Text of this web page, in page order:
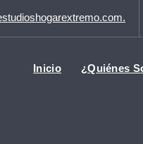
Inicio ¿Quiénes